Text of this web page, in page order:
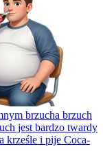
brzucha brzuch
jest bardzo twardy
krześle i pije Coca-